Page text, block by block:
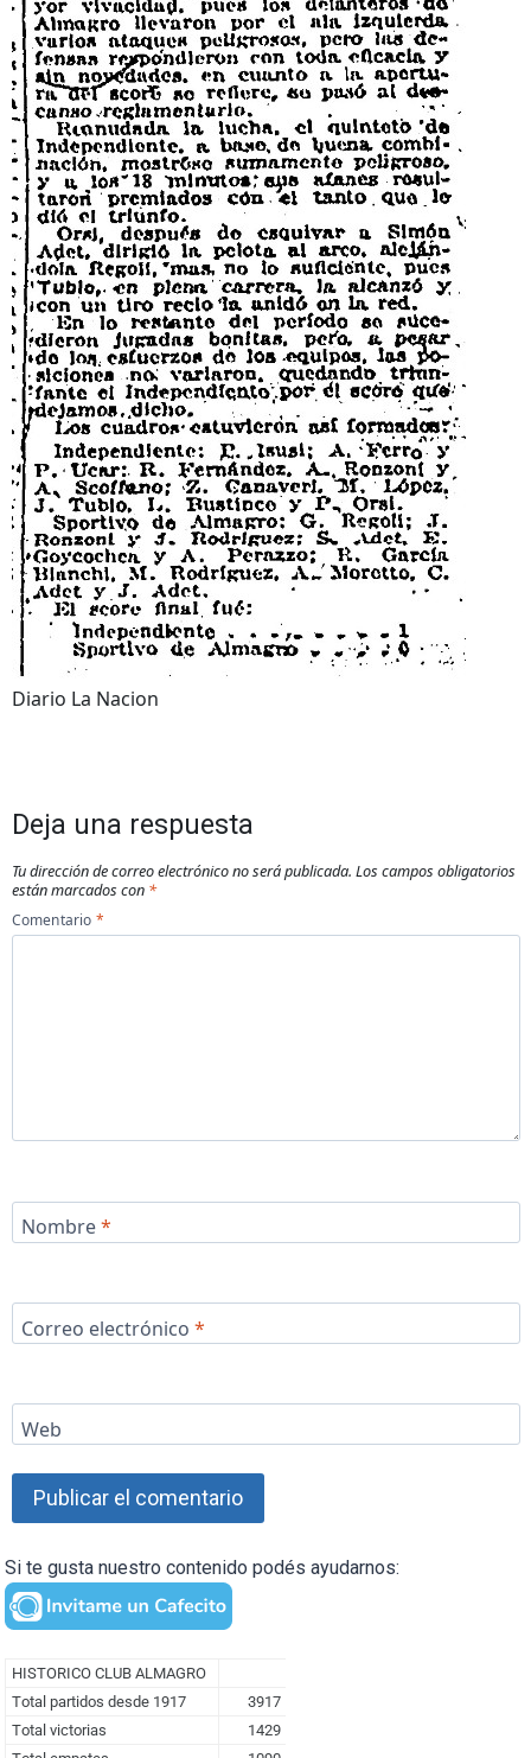
Diario La Nacion
Deja una respuesta
Tu dirección de correo electrónico no será publicada. Los campos obligatorios
están marcados con *
Comentario *
Nombre*
Correo electrónico *
Web
Si te gusta nuestro contenido podés ayudarnos: